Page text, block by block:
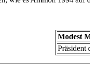
Modest
Präsident